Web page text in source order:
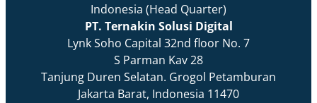
Indonesia (Head Quarter)
PT. Ternakin Solusi Digital
Lynk Soho Capital 32nd floor No. 7
S Parman Kav 28
Tanjung Duren Selatan. Grogol Petamburan
Jakarta Barat, Indonesia 11470